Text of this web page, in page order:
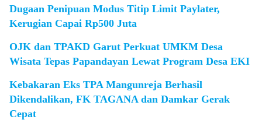
Dugaan Penipuan Modus Titip Limit Paylater,
Kerugian Capai Rp500 Juta
OJK dan TPAKD Garut Perkuat UMKM Desa
Wisata Tepas Papandayan Lewat Program Desa EKI
Kebakaran Eks TPA Mangunreja Berhasil
Dikendalikan, FK TAGANA dan Damkar Gerak
Cepat